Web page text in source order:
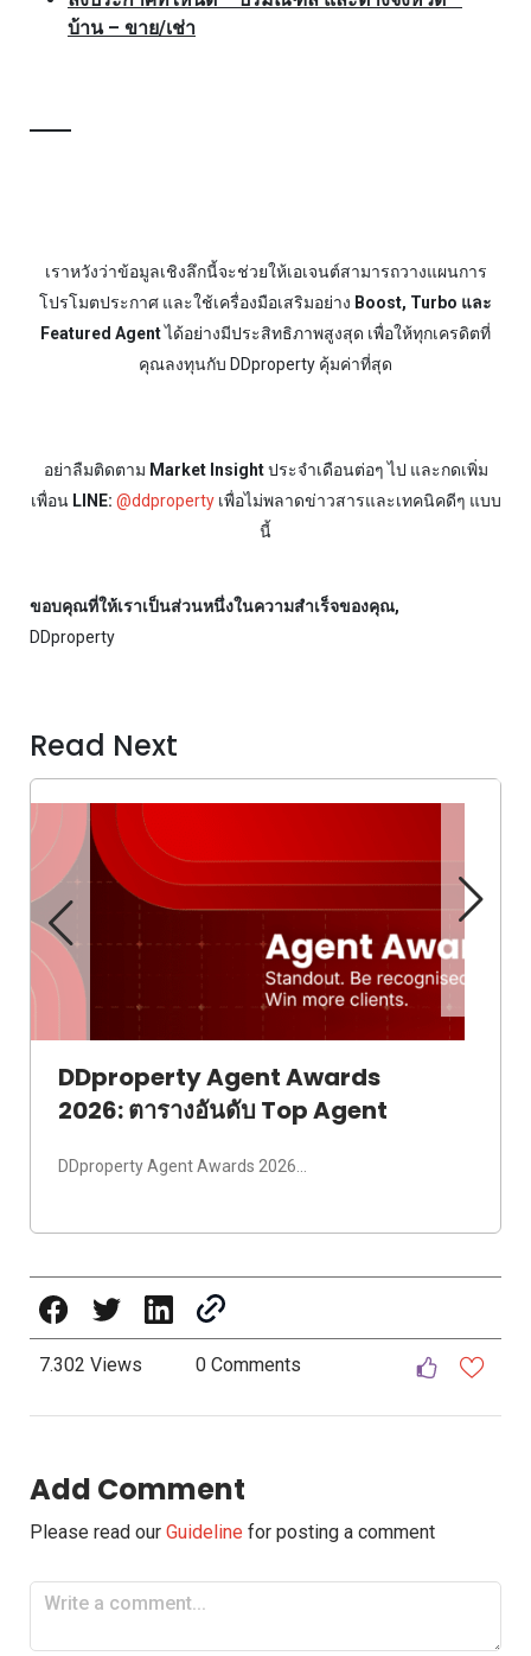
บ้าน – ขาย/เช่า
เราหวังว่าข้อมูลเชิงลึกนี้จะช่วยให้เอเจนต์สามารถวางแผนการ
โปรโมตประกาศ และใช้เครื่องมือเสริมอย่าง Boost, Turbo และ
Featured Agentได้อย่างมีประสิทธิภาพสูงสุด เพื่อให้ทุกเครดิตที่
คุณลงทุนกับ DDproperty คุ้มค่าที่สุด
อย่าลืมติดตาม Market Insightประจำเดือนต่อๆ ไป และกดเพิ่ม
เพื่อน LINE: @ddpropertyเพื่อไม่พลาดข่าวสารและเทคนิคดีๆ แบบ
นี้
ขอบคุณที่ให้เราเป็นส่วนหนึ่งในความสำเร็จของคุณ,
DDproperty
Read Next
DDproperty Agent Awards
2026: ตารางอันดับ Top Agent
DDproperty Agent Awards 2026…
7.302 Views 0 Comments
Add Comment
Please read our Guideline for posting a comment